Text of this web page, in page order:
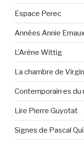
Espace Perec
Années Annie
L'Arène Wittig
La chambre de
Contemporain·es du
Lire Pierre Guyotat
Signes de Pascal